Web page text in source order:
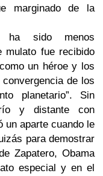
marginado de la
sido menos
mulato fue recibido
un héroe y los
de los
planetario”. Sin
y distante con
un aparte cuando le
para demostrar
Zapatero, Obama
especial y en el